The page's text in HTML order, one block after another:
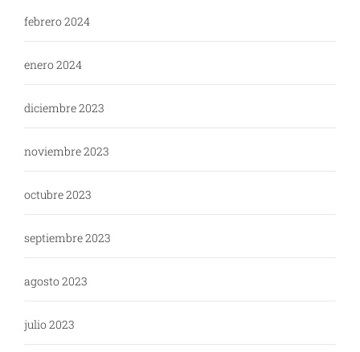
febrero 2024
enero 2024
diciembre 2023
noviembre 2023
octubre 2023
septiembre 2023
agosto 2023
julio 2023